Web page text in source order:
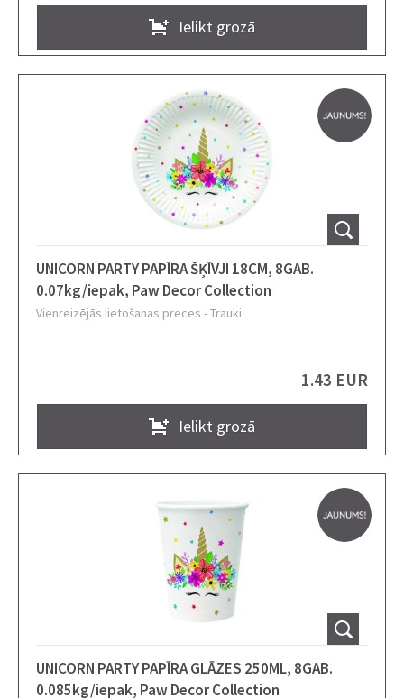
Ielikt grozā
UNICORN PARTY PAPĪRA ŠĶĪVJI 18CM, 8GAB.
0.07kg/iepak, Paw Decor Collection
Vienreizējās lietošanas preces -Trauki
1.43 EUR
Ielikt grozā
UNICORN PARTY PAPĪRA GLĀZES 250ML, 8GAB.
0.085kg/iepak, Paw Decor Collection